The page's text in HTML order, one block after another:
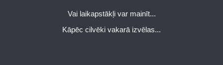
Vai laikapstākļi var mainīt...
Kāpēc cilvēki vakarā izvēlas...